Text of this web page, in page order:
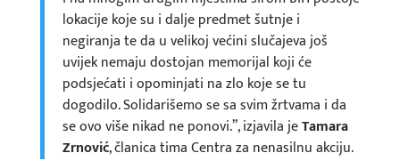
lokacije koje su i dalje predmet šutnje i
negiranja te da u velikoj većini slučajeva još
uvijek nemaju dostojan memorijal koji će
podsjećati i opominjati na zlo koje se tu
dogodilo. Solidarišemo se sa svim žrtvama i da
se ovo više nikad ne ponovi.”, izjavila jeTamara
Zrnović, članica tima Centra za nenasilnu akciju.